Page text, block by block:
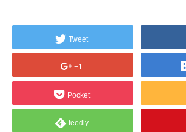
Tweet
+1
Pocket
feedly